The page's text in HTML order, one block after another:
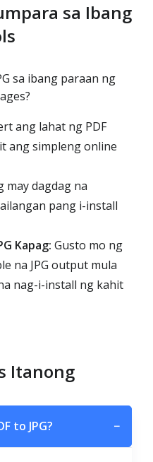
sa Ibang
sa ibang paraan ng
ang lahat ng PDF
ang simpleng online
may dagdag na
pang i-install
Kapag: Gusto mo ng
na JPG output mula
nag-i-install ng kahit
Itanong
to JPG? −